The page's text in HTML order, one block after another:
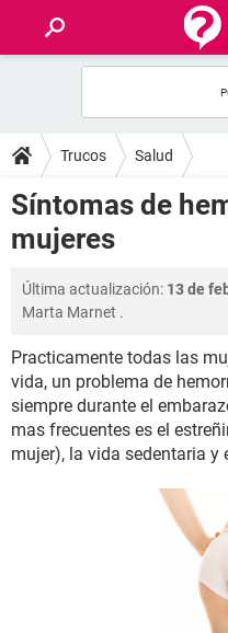
FOROS
SALUD
FAMILIA
NUTRICIÓN
BIENESTAR
SEXUALIDAD
Trucos Salud
Síntomas de
mujeres
Última actualización: 13 de
Marta Marnet .
Practicamente todas las
vida, un problema de
siempre durante el
mas frecuentes es el
mujer), la vida sedentaria y